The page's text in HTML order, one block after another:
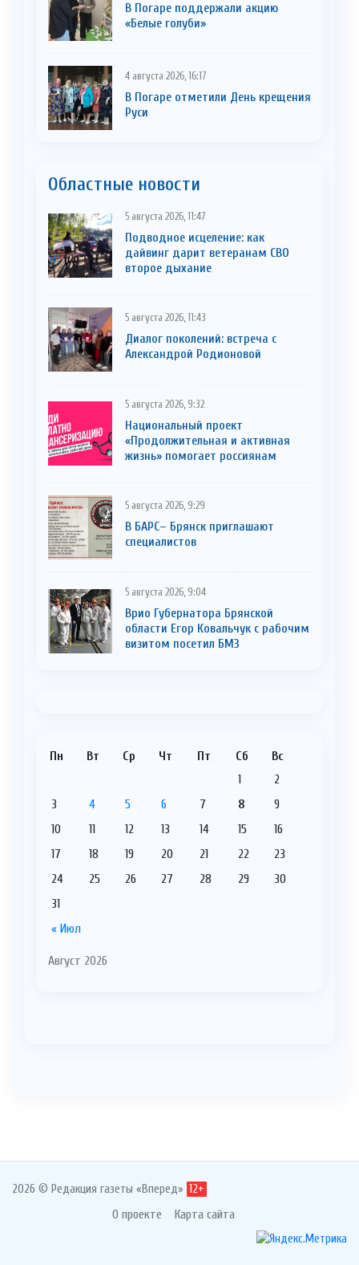
В Погаре поддержали акцию
«Белые голуби»
4 августа 2026, 16:17
В Погаре отметили День крещения
Руси
Областные новости
5 августа 2026, 11:47
Подводное исцеление: как
дайвинг дарит ветеранам СВО
второе дыхание
5 августа 2026, 11:43
Диалог поколений: встреча с
Александрой Родионовой
5 августа 2026, 9:32
Национальный проект
«Продолжительная и активная
жизнь» помогает россиянам
5 августа 2026, 9:29
В БАРС– Брянcк приглaшают
cпециaлистoв
5 августа 2026, 9:04
Врио Губернатора Брянской
области Егор Ковальчук с рабочим
визитом посетил БМЗ
Август 2026
Пн Вт Ср Чт Пт Сб Вс
« Июл
1
2
3
4 5 6 7 8
9
10
11 12 13 14 15
16
17
18 19 20 21 22
23
24
25 26 27 28 29
30
31
2026 © Редакция газеты «Вперед» 12+
О проекте Карта сайта